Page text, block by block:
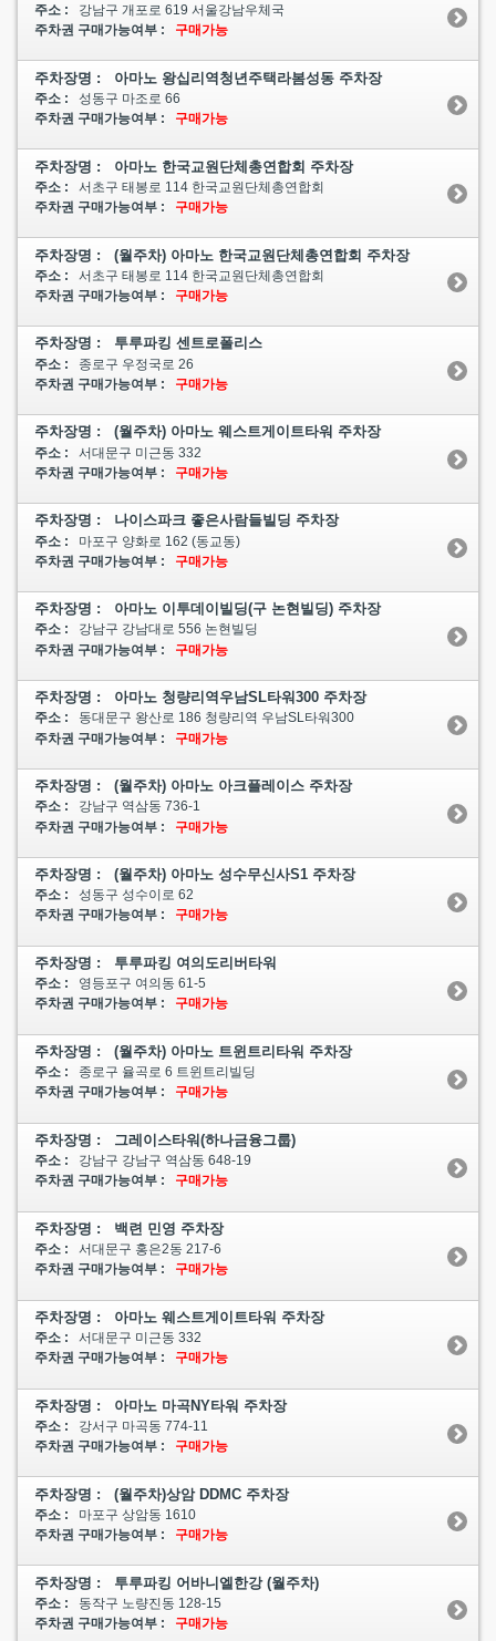
주소 :
강남구 개포로 619 서울강남우체국
주차권 구매가능여부 :
구매가능
주차장명 : 아마노 왕십리역청년주택라봄성동 주차장
주소 :
성동구 마조로 66
주차권 구매가능여부 :
구매가능
주차장명 : 아마노 한국교원단체총연합회 주차장
주소 :
서초구 태봉로 114 한국교원단체총연합회
주차권 구매가능여부 :
구매가능
주차장명 : (월주차) 아마노 한국교원단체총연합회 주차장
주소 :
서초구 태봉로 114 한국교원단체총연합회
주차권 구매가능여부 :
구매가능
주차장명 : 투루파킹 센트로폴리스
주소 :
종로구 우정국로 26
주차권 구매가능여부 :
구매가능
주차장명 : (월주차) 아마노 웨스트게이트타워 주차장
주소 :
서대문구 미근동 332
주차권 구매가능여부 :
구매가능
주차장명 : 나이스파크 좋은사람들빌딩 주차장
주소 :
마포구 양화로 162 (동교동)
주차권 구매가능여부 :
구매가능
주차장명 : 아마노 이투데이빌딩(구 논현빌딩) 주차장
주소 :
강남구 강남대로 556 논현빌딩
주차권 구매가능여부 :
구매가능
주차장명 : 아마노 청량리역우남SL타워300 주차장
주소 :
동대문구 왕산로 186 청량리역 우남SL타워300
주차권 구매가능여부 :
구매가능
주차장명 : (월주차) 아마노 아크플레이스 주차장
주소 :
강남구 역삼동 736-1
주차권 구매가능여부 :
구매가능
주차장명 : (월주차) 아마노 성수무신사S1 주차장
주소 :
성동구 성수이로 62
주차권 구매가능여부 :
구매가능
주차장명 : 투루파킹 여의도리버타워
주소 :
영등포구 여의동 61-5
주차권 구매가능여부 :
구매가능
주차장명 : (월주차) 아마노 트윈트리타워 주차장
주소 :
종로구 율곡로 6 트윈트리빌딩
주차권 구매가능여부 :
구매가능
주차장명 : 그레이스타워(하나금융그룹)
주소 :
강남구 강남구 역삼동 648-19
주차권 구매가능여부 :
구매가능
주차장명 : 백련 민영 주차장
주소 :
서대문구 홍은2동 217-6
주차권 구매가능여부 :
구매가능
주차장명 : 아마노 웨스트게이트타워 주차장
주소 :
서대문구 미근동 332
주차권 구매가능여부 :
구매가능
주차장명 : 아마노 마곡NY타워 주차장
주소 :
강서구 마곡동 774-11
주차권 구매가능여부 :
구매가능
주차장명 : (월주차)상암 DDMC 주차장
주소 :
마포구 상암동 1610
주차권 구매가능여부 :
구매가능
주차장명 : 투루파킹 어바니엘한강 (월주차)
주소 :
동작구 노량진동 128-15
주차권 구매가능여부 :
구매가능